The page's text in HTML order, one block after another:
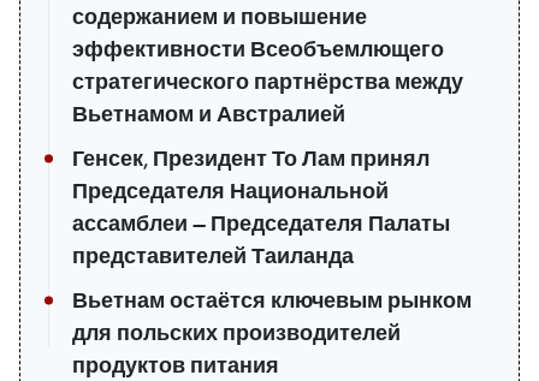
содержанием и повышение
эффективности Всеобъемлющего
стратегического партнёрства между
Вьетнамом и Австралией
Генсек, Президент То Лам принял
Председателя Национальной
ассамблеи — Председателя Палаты
представителей Таиланда
Вьетнам остаётся ключевым рынком
для польских производителей
продуктов питания